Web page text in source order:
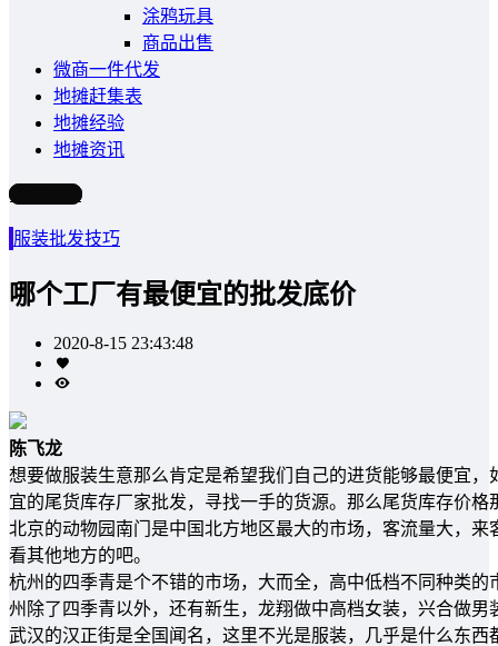
涂鸦玩具
商品出售
微商一件代发
地摊赶集表
地摊经验
地摊资讯
写文章
服装批发技巧
哪个工厂有最便宜的批发底价
2020-8-15 23:43:48
陈飞龙
想要做服装生意那么肯定是希望我们自己的进货能够最便宜
宜的尾货库存厂家批发，寻找一手的货源。那么尾货库存价
北京的动物园南门是中国北方地区最大的市场，客流量大，
看其他地方的吧。
杭州的四季青是个不错的市场，大而全，高中低档不同种类
州除了四季青以外，还有新生，龙翔做中高档女装，兴合做男
武汉的汉正街是全国闻名，这里不光是服装，几乎是什么东